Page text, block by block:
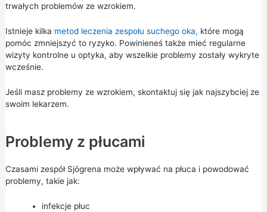
trwałych problemów ze wzrokiem.
Istnieje kilka metod leczenia zespołu suchego oka, które mogą
pomóc zmniejszyć to ryzyko. Powinieneś także mieć regularne
wizyty kontrolne u optyka, aby wszelkie problemy zostały wykryte
wcześnie.
Jeśli masz problemy ze wzrokiem, skontaktuj się jak najszybciej ze
swoim lekarzem.
Problemy z płucami
Czasami zespół Sjögrena może wpływać na płuca i powodować
problemy, takie jak:
infekcje płuc